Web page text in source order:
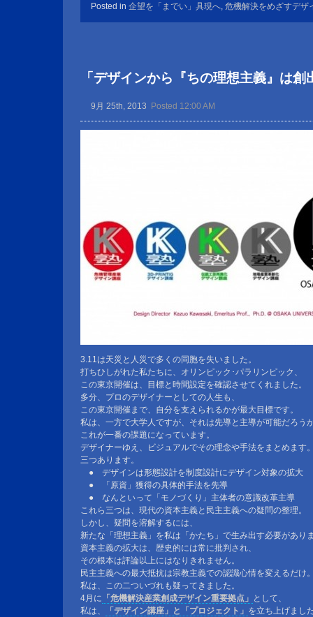
Posted in 企望を「までい」具現へ 危機解決をめざすデザ
「デザインから『ちの理想主義』は
9月 25th, 2013 Posted 12:00 AM
3.11は天災と人災で多くの同胞を失いました。
打ちひしがれた私たちに、オリンピック･パラリンピック、
この東京開催は、目標と時間設定を確認させてくれました。
多分、プロのデザイナーとしての人生も、
この東京開催まで、自分を支えられるかが最大目標です。
私は、一方で大学人ですが、それは先導と主導が可能だろう
これが一番の課題になっています。
デザイナーゆえ、ビジュアルでその理念や手法をまとめます
三つあります。
● デザインは形態設計を制度設計にデザイン対象の拡大
● 「原資」獲得の具体的手法を先導
● なんといって「モノづくり」主体者の意識改革主導
これら三つは、現代の資本主義と民主主義への疑問の整理。
しかし、疑問を溶解するには、
新たな「理想主義」を私は「かたち」で生み出す必要があり
資本主義の拡大は、歴史的には常に批判され、
その根本は評論以上にはなりきれません。
民主主義への最大抵抗は宗教主義での認識心情を変えるだけ
私は、この二ついづれも疑ってきました。
4月に 「危機解決産業創成デザイン重要拠点」 として、
私は、
「デザイン講座」と「プロジェクト」 を立ち上げまし